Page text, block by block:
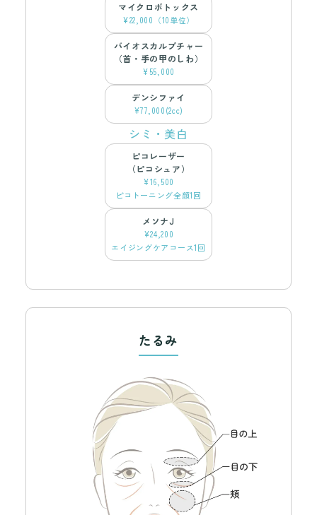
マイクロボトックス
¥22,000（10単位）
バイオスカルプチャー
（首・手の甲のしわ）
¥55,000
デンシファイ
¥77,000(2cc)
シミ・美白
ピコレーザー
（ピコシュア）
¥16,500
ピコトーニング全顔1回
メソナJ
¥24,200
エイジングケアコース1回
たるみ